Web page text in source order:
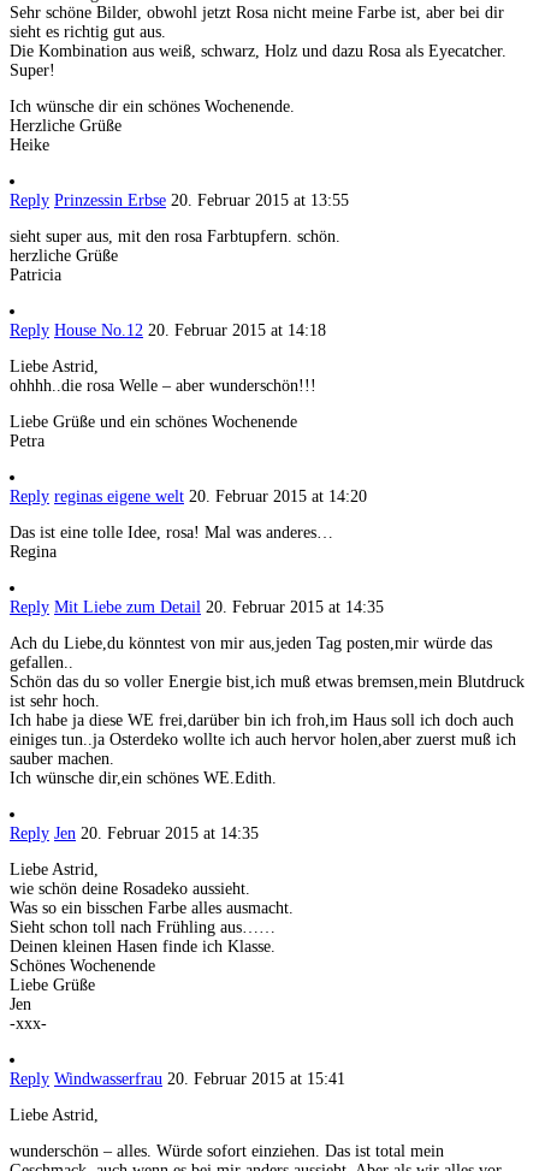
Sehr schöne Bilder, obwohl jetzt Rosa nicht meine Farbe ist, aber bei dir
sieht es richtig gut aus.
Die Kombination aus weiß, schwarz, Holz und dazu Rosa als Eyecatcher.
Super!
Ich wünsche dir ein schönes Wochenende.
Herzliche Grüße
Heike
Reply Prinzessin Erbse 20. Februar 2015 at 13:55
sieht super aus, mit den rosa Farbtupfern. schön.
herzliche Grüße
Patricia
Reply House No.12 20. Februar 2015 at 14:18
Liebe Astrid,
ohhhh..die rosa Welle – aber wunderschön!!!
Liebe Grüße und ein schönes Wochenende
Petra
Reply reginas eigene welt 20. Februar 2015 at 14:20
Das ist eine tolle Idee, rosa! Mal was anderes…
Regina
Reply Mit Liebe zum Detail 20. Februar 2015 at 14:35
Ach du Liebe,du könntest von mir aus,jeden Tag posten,mir würde das
gefallen..
Schön das du so voller Energie bist,ich muß etwas bremsen,mein Blutdruck
ist sehr hoch.
Ich habe ja diese WE frei,darüber bin ich froh,im Haus soll ich doch auch
einiges tun..ja Osterdeko wollte ich auch hervor holen,aber zuerst muß ich
sauber machen.
Ich wünsche dir,ein schönes WE.Edith.
Reply Jen 20. Februar 2015 at 14:35
Liebe Astrid,
wie schön deine Rosadeko aussieht.
Was so ein bisschen Farbe alles ausmacht.
Sieht schon toll nach Frühling aus……
Deinen kleinen Hasen finde ich Klasse.
Schönes Wochenende
Liebe Grüße
Jen
-xxx-
Reply Windwasserfrau 20. Februar 2015 at 15:41
Liebe Astrid,
wunderschön – alles. Würde sofort einziehen. Das ist total mein